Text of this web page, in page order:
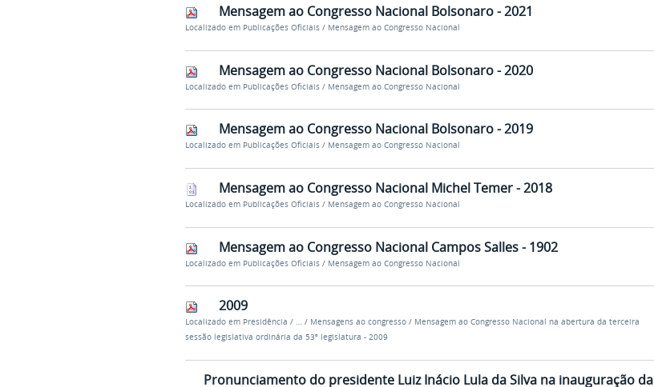
Mensagem ao Congresso Nacional Bolsonaro - 2021
Localizado em Publicações Oficiais / Mensagem ao Congresso Nacional
Mensagem ao Congresso Nacional Bolsonaro - 2020
Localizado em Publicações Oficiais / Mensagem ao Congresso Nacional
Mensagem ao Congresso Nacional Bolsonaro - 2019
Localizado em Publicações Oficiais / Mensagem ao Congresso Nacional
Mensagem ao Congresso Nacional Michel Temer - 2018
Localizado em Publicações Oficiais / Mensagem ao Congresso Nacional
Mensagem ao Congresso Nacional Campos Salles - 1902
Localizado em Publicações Oficiais / Mensagem ao Congresso Nacional
2009
Localizado em Presidência / … / Mensagens ao congresso / Mensagem ao Congresso Nacional na abertura da terceira
sessão legislativa ordinária da 53ª legislatura - 2009
Pronunciamento do presidente Luiz Inácio Lula da Silva na inauguração da